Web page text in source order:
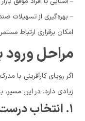
– بهره‌گیری از تسهیلات
امکان برقراری ارتباط
مراحل ورود
اگر رویای کارآفرینی با
زیادی دارد. در این
۱. انتخاب درست رشته تحصیلی و موضوع پایان‌نامه